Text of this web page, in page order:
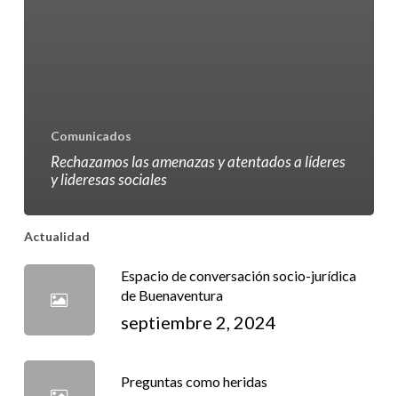
Comunicados
Rechazamos las amenazas y atentados a líderes
y lideresas sociales
Actualidad
Espacio de conversación socio-jurídica
de Buenaventura
septiembre 2, 2024
Preguntas como heridas